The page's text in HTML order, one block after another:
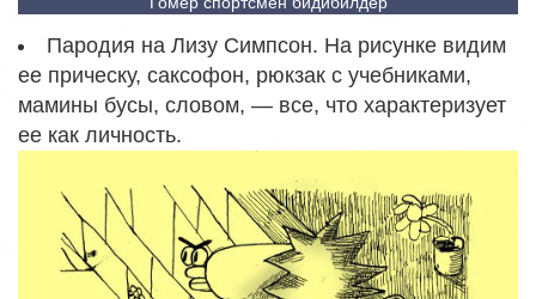
Пародия на Лизу Симпсон. На рисунке видим
ее прическу, саксофон, рюкзак с учебниками,
мамины бусы, словом, — все, что характеризует
ее как личность.